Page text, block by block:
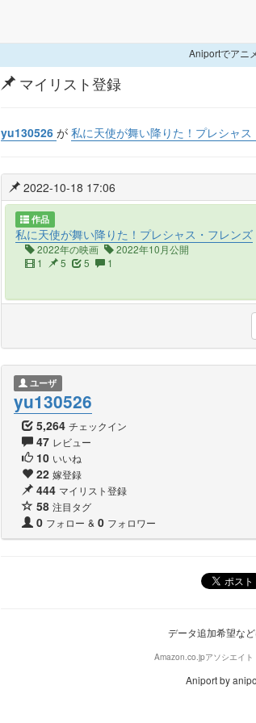
Aniportでアニ
マイリスト登録
yu130526 が 私に天使が舞い降りた！プレシャス
2022-10-18 17:06
作品
私に天使が舞い降りた！プレシャス・フレンズ
2022年の映画
2022年10月公開
1
5 5 1
ユーザ
yu130526
5,264 チェックイン
47 レビュー
10 いいね
22 嫁登録
444 マイリスト登録
58 注目タグ
0 フォロー & 0 フォロワー
データ追加希望な
Amazon.co.jpアソシエイ
Aniport by